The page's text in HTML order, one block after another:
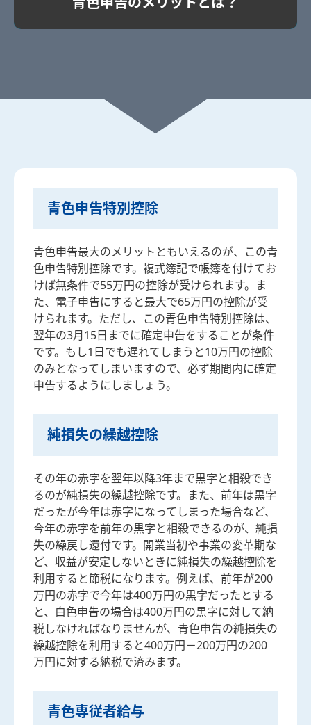
青色申告特別控除
青色申告最大のメリットともいえるのが、この青
色申告特別控除です。複式簿記で帳簿を付けてお
けば無条件で55万円の控除が受けられます。ま
た、電子申告にすると最大で65万円の控除が受
けられます。ただし、この青色申告特別控除は、
翌年の3月15日までに確定申告をすることが条件
です。もし1日でも遅れてしまうと10万円の控除
のみとなってしまいますので、必ず期間内に確定
申告するようにしましょう。
純損失の繰越控除
その年の赤字を翌年以降3年まで黒字と相殺でき
るのが純損失の繰越控除です。また、前年は黒字
だったが今年は赤字になってしまった場合など、
今年の赤字を前年の黒字と相殺できるのが、純損
失の繰戻し還付です。開業当初や事業の変革期な
ど、収益が安定しないときに純損失の繰越控除を
利用すると節税になります。例えば、前年が200
万円の赤字で今年は400万円の黒字だったとする
と、白色申告の場合は400万円の黒字に対して納
税しなければなりませんが、青色申告の純損失の
繰越控除を利用すると400万円－200万円の200
万円に対する納税で済みます。
青色専従者給与